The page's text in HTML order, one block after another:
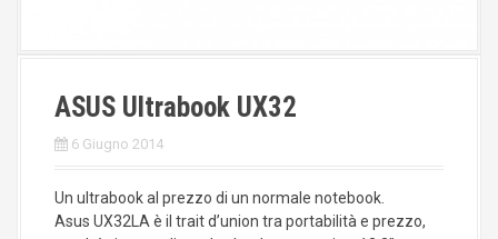
ASUS Ultrabook UX32
6 Giugno 2014
Un ultrabook al prezzo di un normale notebook.
Asus UX32LA è il trait d’union tra portabilità e prezzo,